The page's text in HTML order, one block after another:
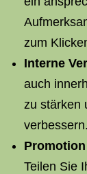
zum
Interne
auch
zu stärken
verbessern.
Teilen Sie